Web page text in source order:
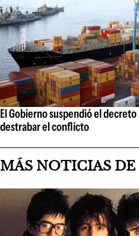
El Gobierno suspendió el
destrabar el conflicto
MÁS NOTICIAS DE